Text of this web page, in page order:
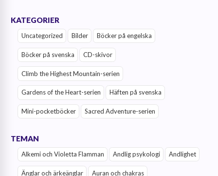
KATEGORIER
Uncategorized Bilder Böcker på engelska
Böcker på svenska CD-skivor
Climb the Highest Mountain-serien
Gardens of the Heart-serien Häften på svenska
Mini-pocketböcker Sacred Adventure-serien
TEMAN
Alkemi och Violetta Flamman Andlig psykologi Andlighet
Änglar och ärkeänglar Auran och chakras